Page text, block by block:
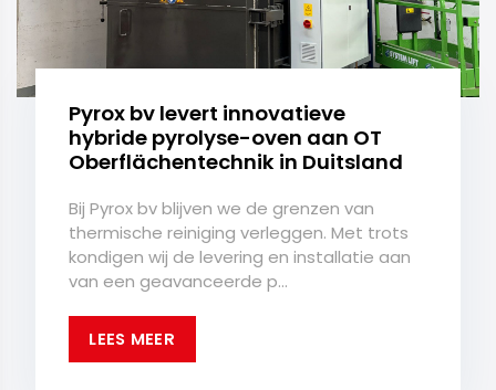
Pyrox bv levert innovatieve
hybride pyrolyse-oven aan OT
Oberflächentechnik in Duitsland
Bij Pyrox bv blijven we de grenzen van
thermische reiniging verleggen. Met trots
kondigen wij de levering en installatie aan
van een geavanceerde p...
LEES MEER